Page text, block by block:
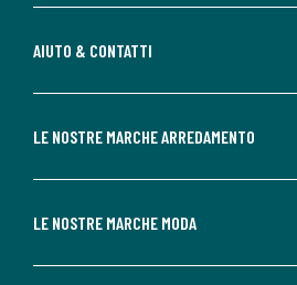
AIUTO & CONTATTI
LE NOSTRE MARCHE ARREDAMENTO
LE NOSTRE MARCHE MODA